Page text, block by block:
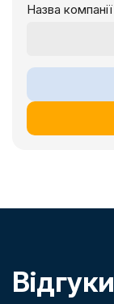
Назва компанії
Відгуки